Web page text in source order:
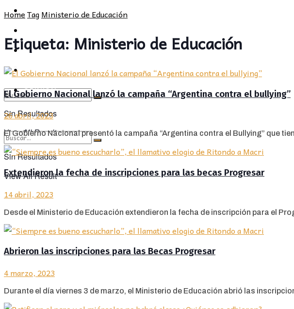
CULTURA
OPINIÓN
Sin Resultados
View All Result
PROVINCIA
SOCIEDAD
CULTURA
OPINIÓN
Sin Resultados
View All Result
HomeTagMinisterio de Educación
Etiqueta: Ministerio de Educación
El Gobierno Nacional lanzó la campaña “Argentina contra el bullying”
26 abril, 2023
El Gobierno Nacional presentó la campaña “Argentina contra el Bullying” que
Extendieron la fecha de inscripciones para las becas Progresar
14 abril, 2023
Desde el Ministerio de Educación extendieron la fecha de inscripción para el
Abrieron las inscripciones para las Becas Progresar
4 marzo, 2023
Durante el día viernes 3 de marzo, el Ministerio de Educación abrió las